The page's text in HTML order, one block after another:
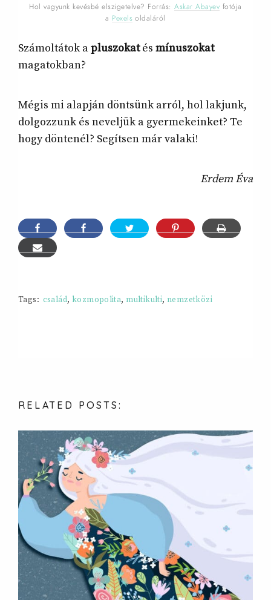
Hol vagyunk kevésbé elszigetelve? Forrás:Askar Abayev fotója
a Pexels oldaláról
Számoltátok apluszokatés mínuszokat
magatokban?
Mégis mi alapján döntsünk arról, hol lakjunk,
dolgozzunk és neveljük a gyermekeinket? Te
hogy döntenél? Segítsen már valaki!
Erdem Éva
Tags: család, kozmopolita, multikulti, nemzetközi
RELATED POSTS: